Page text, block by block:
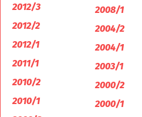
2012/3
2012/2
2012/1
2011/1
2010/2
2010/1
2008/1
2004/2
2004/1
2003/1
2000/2
2000/1